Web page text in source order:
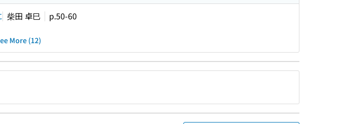
柴田 卓巳 p.50-60
More (12)